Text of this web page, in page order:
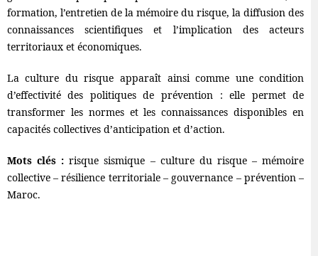
formation, l’entretien de la mémoire du risque, la diffusion des
connaissances scientifiques et l’implication des acteurs
territoriaux et économiques.
La culture du risque apparaît ainsi comme une condition
d’effectivité des politiques de prévention : elle permet de
transformer les normes et les connaissances disponibles en
capacités collectives d’anticipation et d’action.
Mots clés :risque sismique – culture du risque – mémoire
collective – résilience territoriale – gouvernance – prévention –
Maroc.